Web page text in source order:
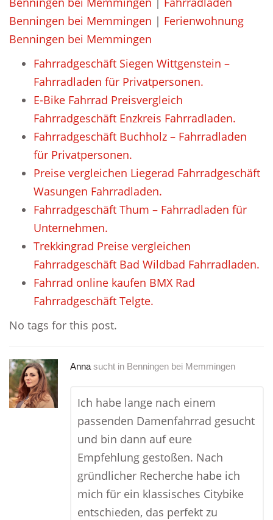
Benningen bei Memmingen | Ferienwohnung
Benningen bei Memmingen
Fahrradgeschäft Siegen Wittgenstein –
Fahrradladen für Privatpersonen.
E-Bike Fahrrad Preisvergleich
Fahrradgeschäft Enzkreis Fahrradladen.
Fahrradgeschäft Buchholz – Fahrradladen
für Privatpersonen.
Preise vergleichen Liegerad Fahrradgeschäft
Wasungen Fahrradladen.
Fahrradgeschäft Thum – Fahrradladen für
Unternehmen.
Trekkingrad Preise vergleichen
Fahrradgeschäft Bad Wildbad Fahrradladen.
Fahrrad online kaufen BMX Rad
Fahrradgeschäft Telgte.
No tags for this post.
Anna sucht in Benningen bei Memmingen
Ich habe lange nach einem
passenden Damenfahrrad gesucht
und bin dann auf eure
Empfehlung gestoßen. Nach
gründlicher Recherche habe ich
mich für ein klassisches Citybike
entschieden, das perfekt zu